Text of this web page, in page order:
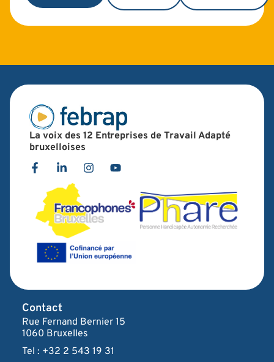
La voix des 12 Entreprises de Travail Adapté
bruxelloises
Contact
Rue Fernand Bernier 15
1060 Bruxelles
Tel : +32 2 543 19 31